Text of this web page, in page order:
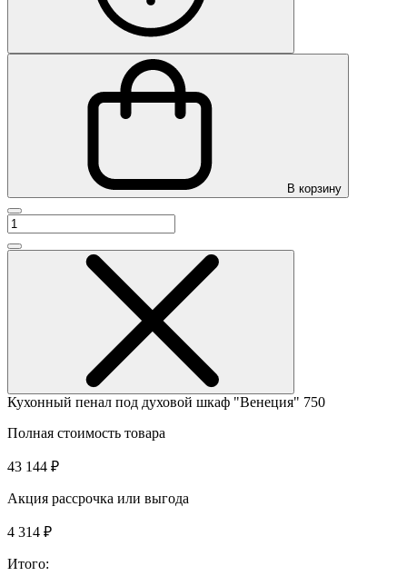
В корзину
Кухонный пенал под духовой шкаф "Венеция" 750
Полная стоимость товара
43 144 ₽
Акция рассрочка или выгода
4 314 ₽
Итого: